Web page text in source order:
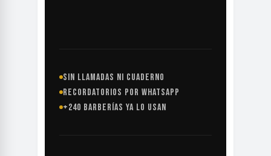
SIN LLAMADAS NI CUADERNO
RECORDATORIOS POR WHATSAPP
+240 BARBERÍAS YA LO USAN